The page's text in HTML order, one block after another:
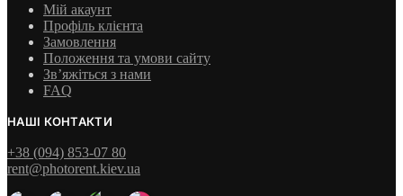
Мій акаунт
Профіль клієнта
Замовлення
Положення та умови сайту
Зв’яжіться з нами
FAQ
НАШІ КОНТАКТИ
+38 (094) 853-07 80
rent@photorent.kiev.ua